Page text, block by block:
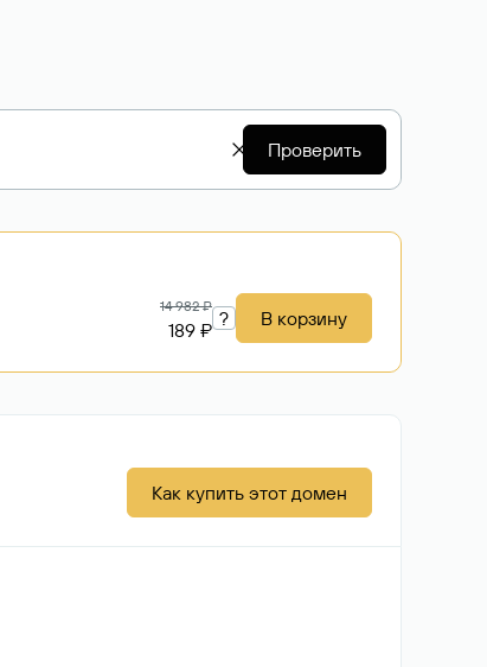
Проверить
14 982 ₽
189 ₽ ? В корзину
Как купить этот домен